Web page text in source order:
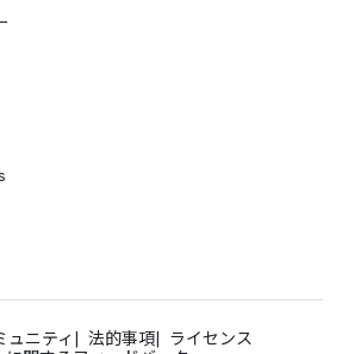
ュニティ 法的事項
ライセンス